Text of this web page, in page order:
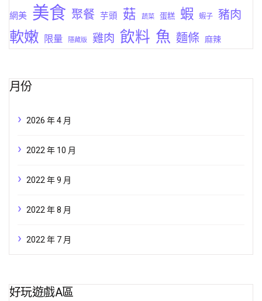
網美 美食 聚餐 芋頭 菇 蔬菜 蛋糕 蝦 蝦子 豬肉
軟嫩 限量 隱藏版 雞肉 飲料 魚 麵條 麻辣
月份
2026 年 4 月
2022 年 10 月
2022 年 9 月
2022 年 8 月
2022 年 7 月
好玩遊戲A區